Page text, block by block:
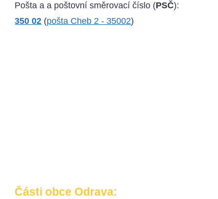
Pošta a a poštovní směrovací číslo (PSČ):
350 02 (pošta Cheb 2 - 35002)
Části obce Odrava: